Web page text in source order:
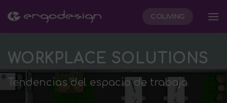
to
content
COLIVING
WORKPLACE SOLUTIONS
Tendencias del espacio de trabajo